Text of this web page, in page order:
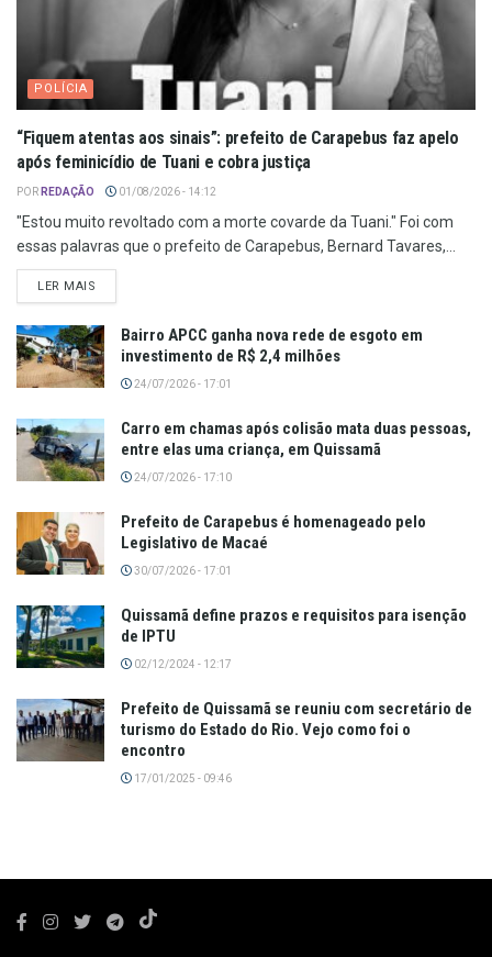
POLÍCIA
“Fiquem atentas aos sinais”: prefeito de Carapebus faz apelo
após feminicídio de Tuani e cobra justiça
POR REDAÇÃO 01/08/2026 - 14:12
"Estou muito revoltado com a morte covarde da Tuani." Foi com
essas palavras que o prefeito de Carapebus, Bernard Tavares,...
LER MAIS
Bairro APCC ganha nova rede de esgoto em
investimento de R$ 2,4 milhões
24/07/2026 - 17:01
Carro em chamas após colisão mata duas pessoas,
entre elas uma criança, em Quissamã
24/07/2026 - 17:10
Prefeito de Carapebus é homenageado pelo
Legislativo de Macaé
30/07/2026 - 17:01
Quissamã define prazos e requisitos para isenção
de IPTU
02/12/2024 - 12:17
Prefeito de Quissamã se reuniu com secretário de
turismo do Estado do Rio. Vejo como foi o
encontro
17/01/2025 - 09:46